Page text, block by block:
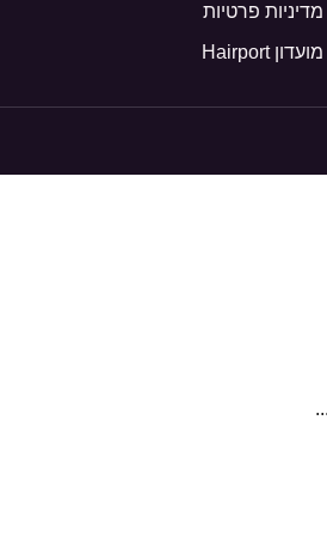
מדיניות פרטיות
מועדון Hairport